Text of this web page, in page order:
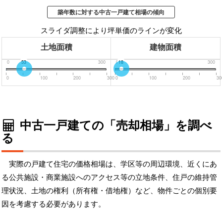
築年数に対する中古一戸建て相場の傾向
スライダ調整により坪単価のラインが変化
土地面積 建物面積
0 300
53
0 100 200 300
0 300
18
0 100 200
中古一戸建ての「売却相場」を調べ
る
実際の戸建て住宅の価格相場は、学区等の周辺環境、近くにあ
る公共施設・商業施設へのアクセス等の立地条件、住戸の維持管
理状況、土地の権利（所有権・借地権）など、物件ごとの個別要
因を考慮する必要があります。